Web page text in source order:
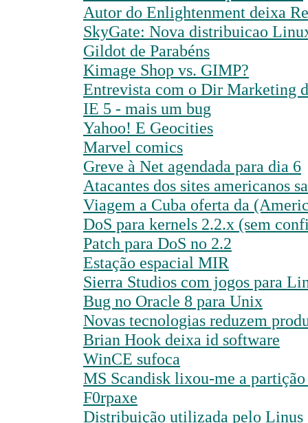
Autor do Enlightenment deixa
SkyGate: Nova distribuicao
Gildot de Parabéns
Kimage Shop vs. GIMP?
Entrevista com o Dir Marketing
IE 5 - mais um bug
Yahoo! E Geocities
Marvel comics
Greve à Net agendada para dia 6
Atacantes dos sites americanos
Viagem a Cuba oferta da
DoS para kernels 2.2.x (sem
Patch para DoS no 2.2
Estação espacial MIR
Sierra Studios com jogos para
Bug no Oracle 8 para Unix
Novas tecnologias reduzem
Brian Hook deixa id software
WinCE sufoca
MS Scandisk lixou-me a
F0rpaxe
Distribuição utilizada pelo Linus